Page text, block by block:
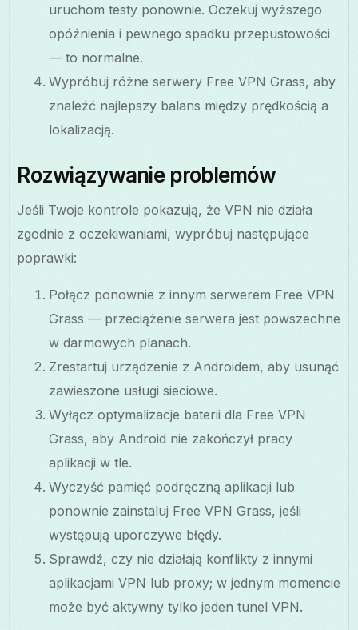
uruchom testy ponownie. Oczekuj wyższego
opóźnienia i pewnego spadku przepustowości
— to normalne.
Wypróbuj różne serwery Free VPN Grass, aby
znaleźć najlepszy balans między prędkością a
lokalizacją.
Rozwiązywanie problemów
Jeśli Twoje kontrole pokazują, że VPN nie działa
zgodnie z oczekiwaniami, wypróbuj następujące
poprawki:
Połącz ponownie z innym serwerem Free VPN
Grass — przeciążenie serwera jest powszechne
w darmowych planach.
Zrestartuj urządzenie z Androidem, aby usunąć
zawieszone usługi sieciowe.
Wyłącz optymalizacje baterii dla Free VPN
Grass, aby Android nie zakończył pracy
aplikacji w tle.
Wyczyść pamięć podręczną aplikacji lub
ponownie zainstaluj Free VPN Grass, jeśli
występują uporczywe błędy.
Sprawdź, czy nie działają konflikty z innymi
aplikacjami VPN lub proxy; w jednym momencie
może być aktywny tylko jeden tunel VPN.